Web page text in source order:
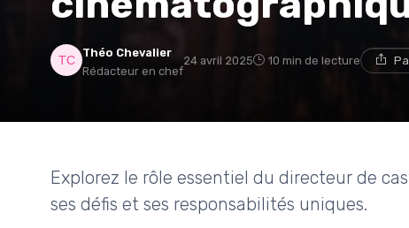
Théo Chevalier
Rédacteur en chef
24 avril 2025 10 min de lecture
Explorez le rôle essentiel du directeur de
ses défis et ses responsabilités uniques.